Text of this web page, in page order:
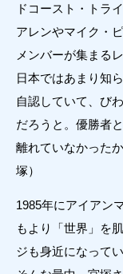
ドコースト・トラ
アレンやマイク・
メンバーが集まる
日本ではあまり知
自認していて、び
だろうと。優勝者
離れていなかった
塚）
1985年にアイアン
もより「世界」を
ジも身近になってい